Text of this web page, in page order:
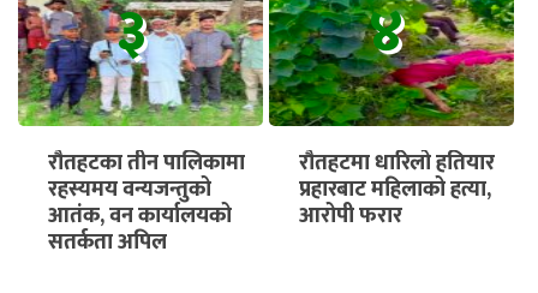
३
रौतहटका तीन पालिकामा
रहस्यमय वन्यजन्तुको
आतंक, वन कार्यालयको
सतर्कता अपिल
४
रौतहटमा धारिलो हतियार
प्रहारबाट महिलाको हत्या,
आरोपी फरार